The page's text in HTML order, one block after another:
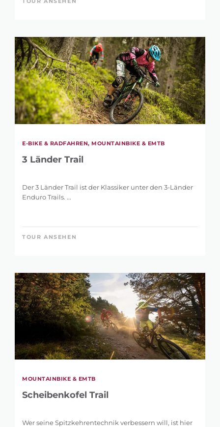
E-BIKE & RADFAHREN, MOUNTAINBIKE & EMTB
3 Länder Trail
Der 3 Länder Trail ist der Klassiker unter den 3-Länder
Enduro Trails. ...
TOUR ANSEHEN
MOUNTAINBIKE & EMTB
Scheibenkofel Trail
Wer seine Spitzkehrentechnik verbessern will, ist hier